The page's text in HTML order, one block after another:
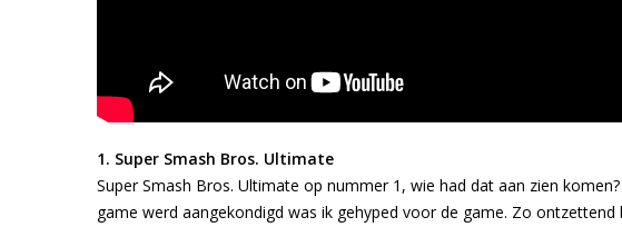
1. Super Smash Bros. Ultimate
Super Smash Bros. Ultimate op nummer 1, wie had dat aan zien
game werd aangekondigd was ik gehyped voor de game. Zo